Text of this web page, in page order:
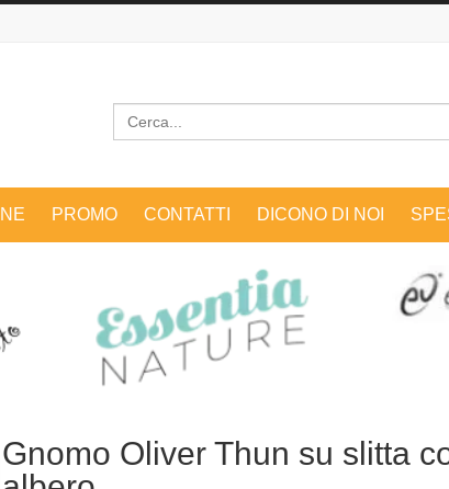
Cerca
PROMO CONTATTI DICONO DI NOI
Gnomo Oliver Thun su slitta